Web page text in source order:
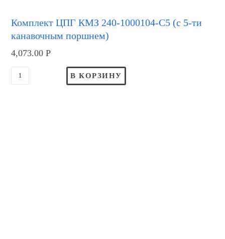
Комплект ЦПГ КМЗ 240-1000104-С5 (с 5-ти
канавочным поршнем)
4,073.00Р
В КОРЗИНУ